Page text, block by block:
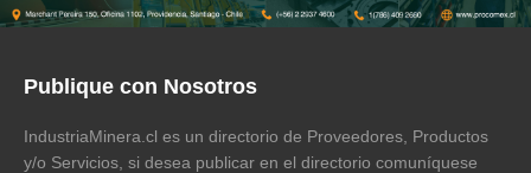
Publique con Nosotros
IndustriaMinera.cl es un directorio de Proveedores, Productos
y/o Servicios, si desea publicar en el directorio comuníquese